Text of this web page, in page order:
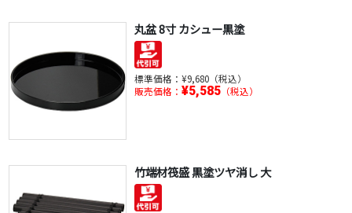
丸盆 8寸 カシュー黒塗
標準価格： ¥9,680（税込）
販売価格： ¥5,585（税込）
竹端材筏盛 黒塗ツヤ消し 大